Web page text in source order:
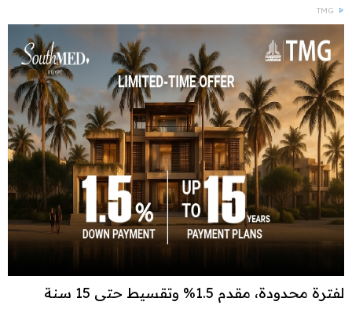
TMG
لفترة محدودة، مقدم 1.5% وتقسيط حتى 15 سنة